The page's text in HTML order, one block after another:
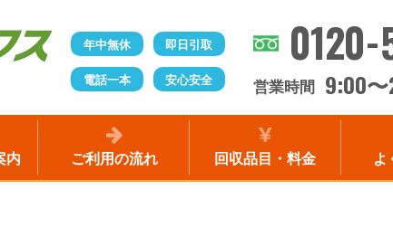
年中無休 即日引取
電話一本 安心安全 営業時間 9:00〜
内 ご利用の流れ 回収品目・料金 よ